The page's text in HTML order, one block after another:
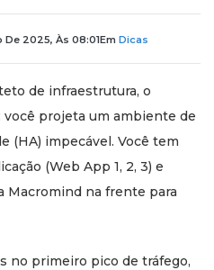
De 2025, Às 08:01Em Dicas
de infraestrutura, o
você projeta um ambiente de
(HA) impecável. Você tem
(Web App 1, 2, 3) e
Macromind na frente para
no primeiro pico de tráfego,